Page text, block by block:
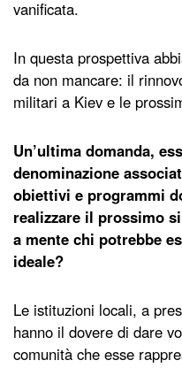
vanificata.
In questa prospettiva
da non mancare: il
militari a Kiev e le
Un’ultima domanda,
denominazione
obiettivi e programmi
realizzare il prossimo
a mente chi potrebbe
ideale?
Le istituzioni locali, a
hanno il dovere di dare
comunità che esse